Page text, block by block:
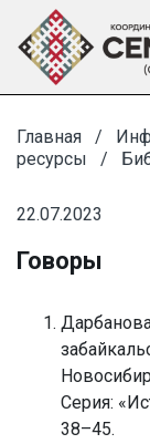
Главная
ресурсы
22.07.2023
Говоры
Серия:
38–45.